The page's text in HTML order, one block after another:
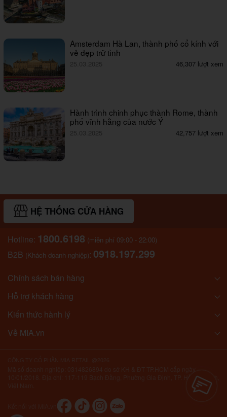
Amsterdam Hà Lan, thành phố cổ kính với
vẻ đẹp trữ tình
25.03.2025 46,307 lượt xem
Hành trình chinh phục thành Rome, thành
phố vĩnh hằng của nước Ý
25.03.2025 42,757 lượt xem
HỆ THỐNG CỬA HÀNG
Hotline: 1800.6198 (miễn phí 09:00 - 22:00)
B2B (Khách doanh nghiệp): 0918.197.299
Chính sách bán hàng
Hỗ trợ khách hàng
Kiến thức hành lý
Về MIA.vn
10/01/2018. Địa chỉ: 117-119 Bạch Đằng, Phường Gia Định, TP. Hồ Chí Minh,